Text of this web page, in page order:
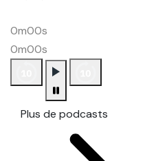
0m00s
0m00s
Plus de podcasts